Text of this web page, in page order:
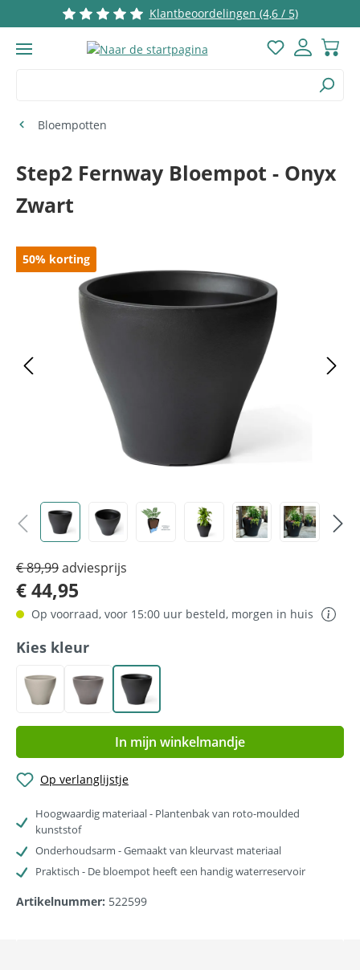
Ga naar de hoofdinhoudKlantbeoordelingen (4,6 / 5)
Je hebt 0
Bloempotten
Step2 Fernway Bloempot - Onyx
Zwart
50% korting
€ 89,99adviesprijs
€ 44,95
Op voorraad, voor 15:00 uur besteld, morgen in huis
Selecteer
Kies kleur
Beige Grijs Zwart
In mijn winkelmandje
Op verlanglijstje
Hoogwaardig materiaal - Plantenbak van roto-moulded
kunststof
Onderhoudsarm - Gemaakt van kleurvast materiaal
Praktisch - De bloempot heeft een handig waterreservoir
Artikelnummer: 522599